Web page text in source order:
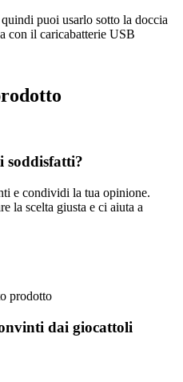
quindi puoi usarlo sotto la doccia
con il caricabatterie USB
soddisfatti?
e condividi la tua opinione.
la scelta giusta e ci aiuta a
prodotto
dai giocattoli